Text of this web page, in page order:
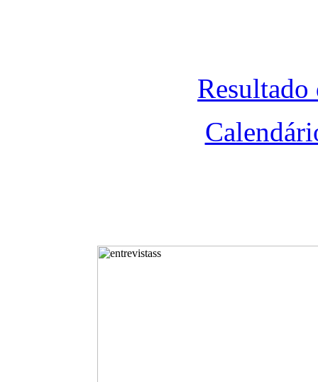
Resultado